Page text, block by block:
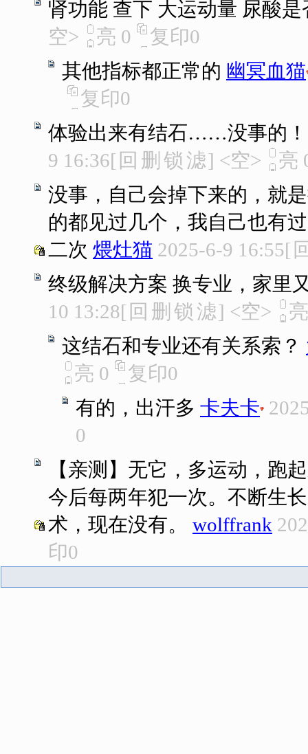
肾功能 查下 大运动量 尿酸是
空>
亮 0 复印0
其他指标都正常的 幽冥血猫
复印0
体验出来有结石……没事的！
9 16:36[ 回 删 锁 滤] <空> 亮
没事，自己会掉下来的，就
的都见过几个，我自己也有
二次 煨灶猫 2025-6-9 16:55[
终级解决方案 换专业，家里
10 13:28[ 回 删 锁 滤] <空>
这结石和专业还有关系索？
亮 0 复印0
有的，出汗多 卡夫卡
0
【亲测】无它，多运动，跑
今后每两年犯一次。不断生
术，现在没有。
wolffrank
印0